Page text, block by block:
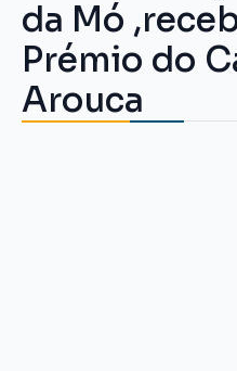
da Mó
Prémio do
Arouca